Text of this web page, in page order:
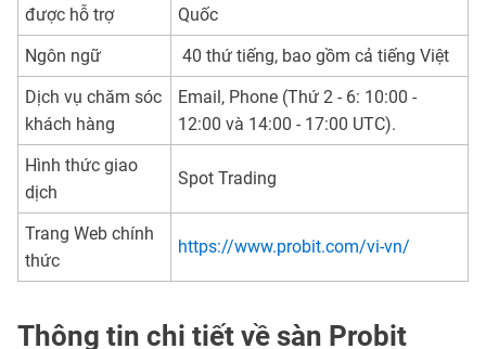
được hỗ trợ
Quốc
Ngôn ngữ
40 thứ tiếng, bao gồm cả tiếng Việt
Dịch vụ chăm sóc
khách hàng
Email, Phone (Thứ 2 - 6: 10:00 -
12:00 và 14:00 - 17:00 UTC).
Hình thức giao
dịch
Spot Trading
Trang Web chính
thức
https://www.probit.com/vi-vn/
Thông tin chi tiết về sàn Probit